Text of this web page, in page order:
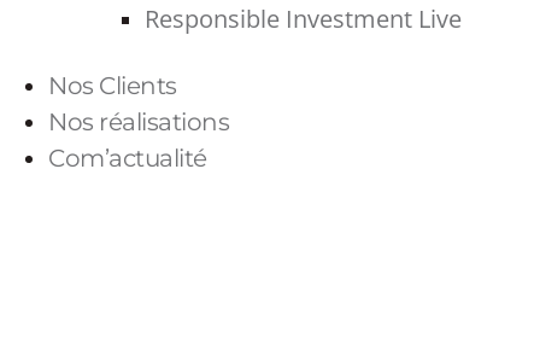
Responsible Investment Live
Nos Clients
Nos réalisations
Com’actualité